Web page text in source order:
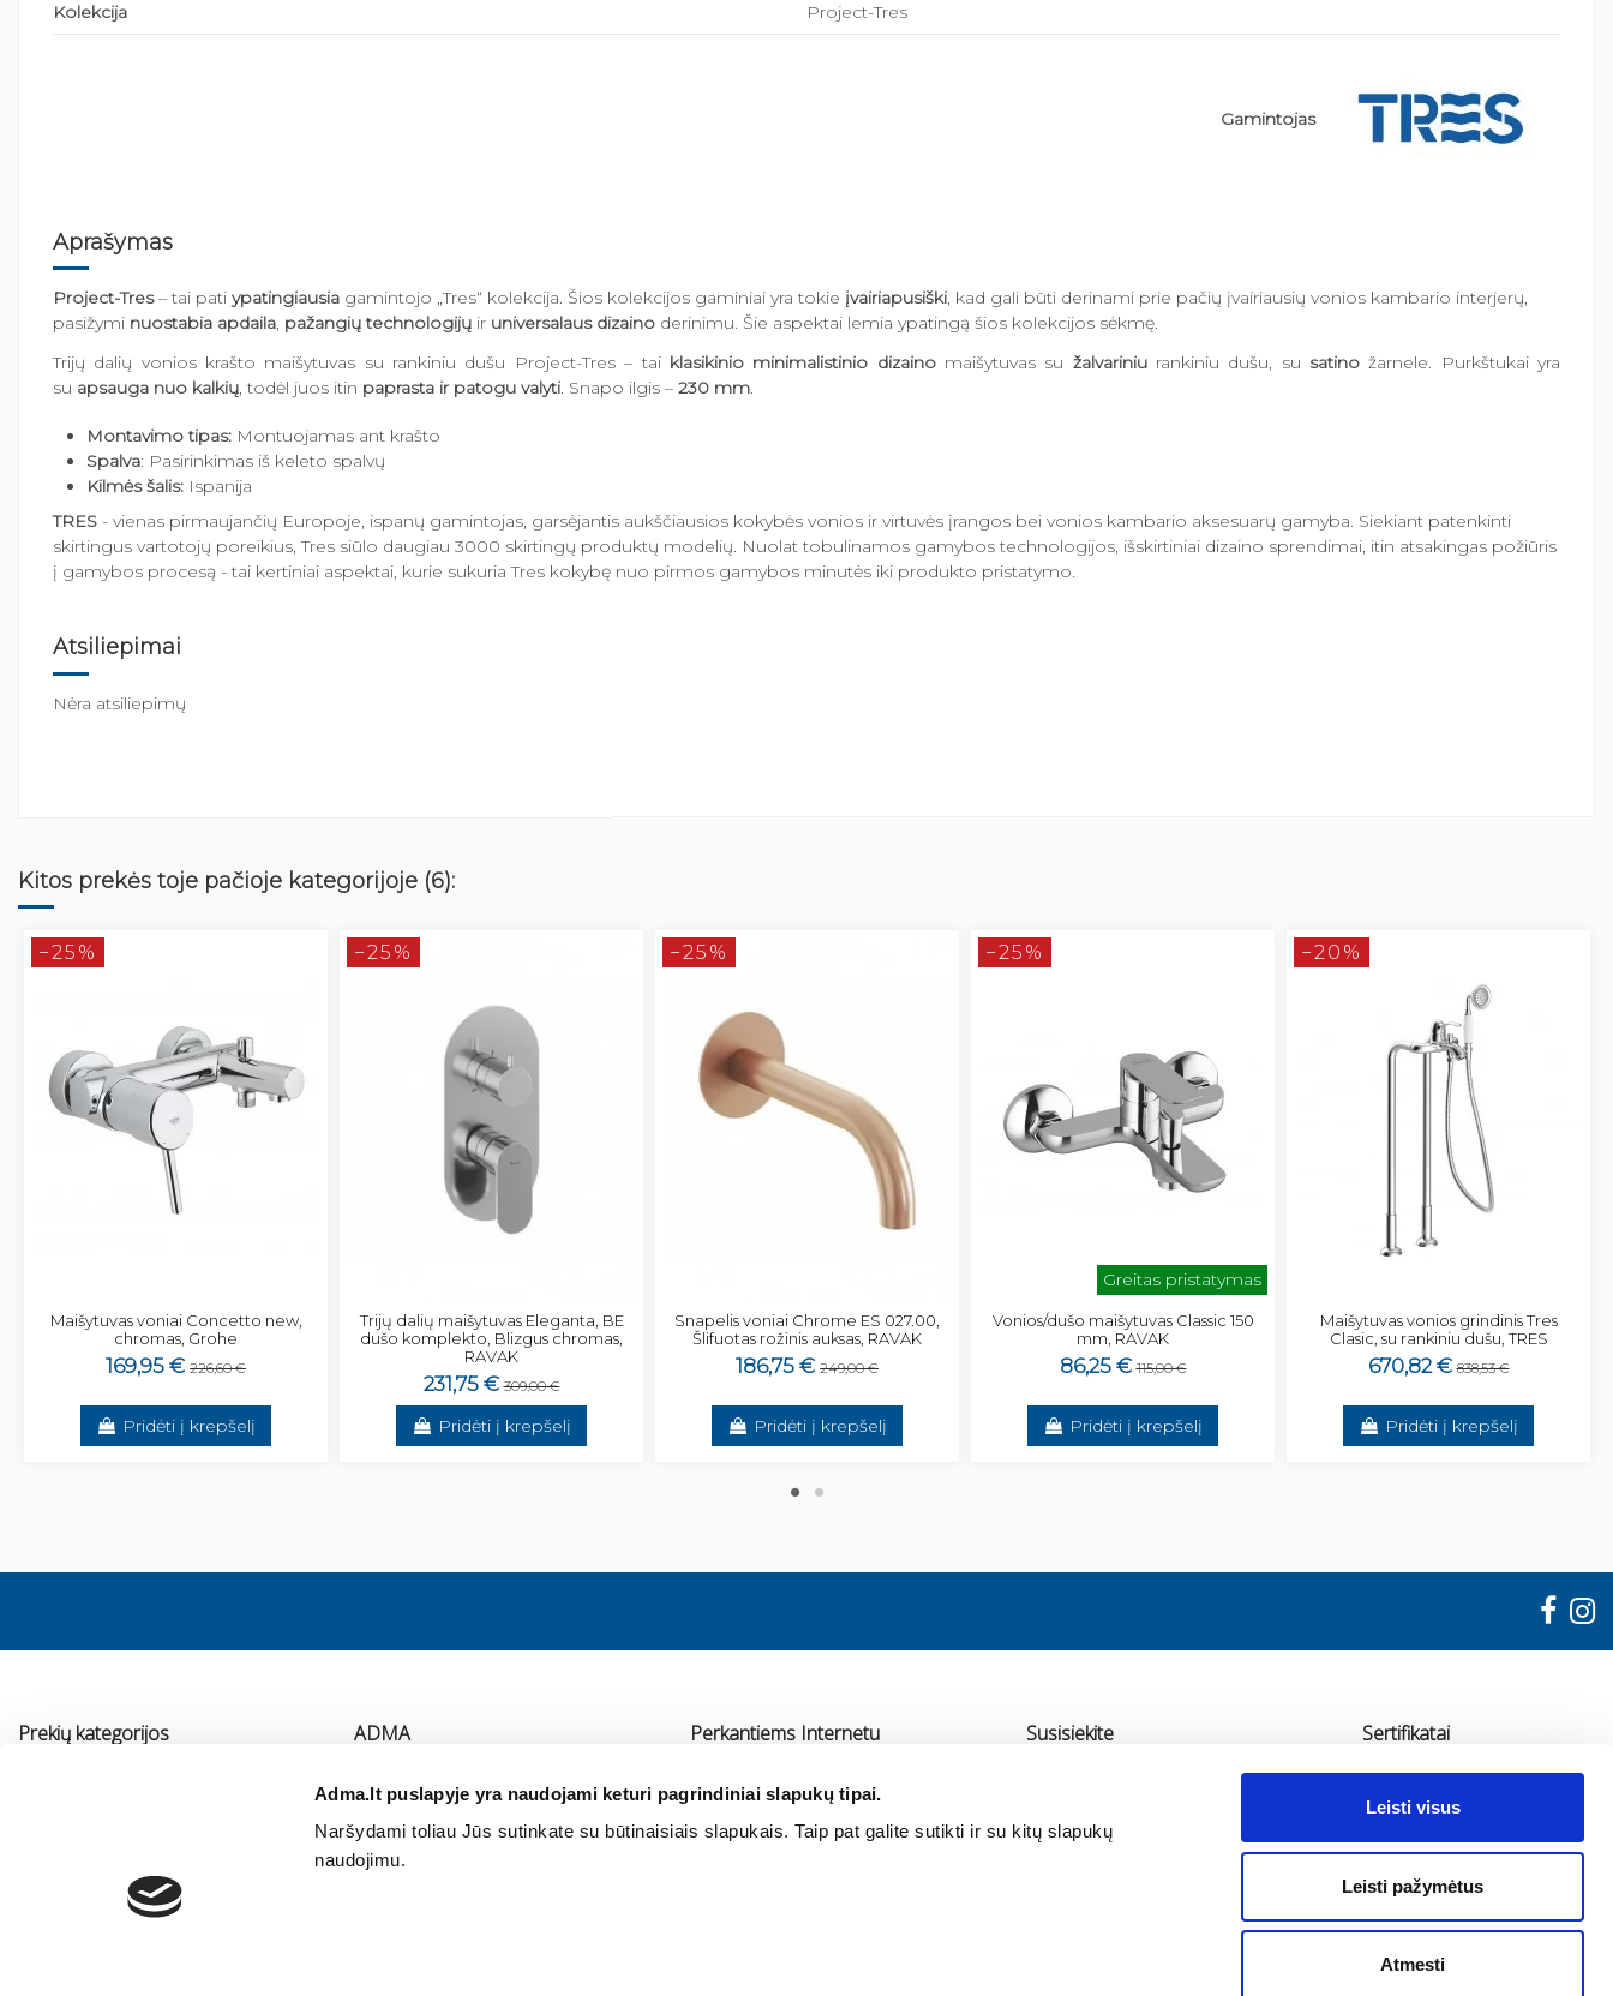
Adma.lt puslapyje yra naudojami keturi pagrindiniai slapukų tipai.
Naršydami toliau Jūs sutinkate su būtinaisiais slapukais. Taip pat galite sutikti ir su kitų slapukų
naudojimu.
Leisti visus
Leisti pažymėtus
Atmesti
Kolekcija
Project-Tres
Gamintojas
Aprašymas
Project-Tres– tai pati ypatingiausia gamintojo „Tres“ kolekcija. Šios kolekcijos gaminiai yra tokie įvairiapusiški, kad gali būti derinami prie pačių įvairiausių vonios kambario interjerų,
pasižymi nuostabia apdaila, pažangių technologijų ir universalaus dizaino derinimu. Šie aspektai lemia ypatingą šios kolekcijos sėkmę.
Trijų dalių vonios krašto maišytuvas su rankiniu dušu Project-Tres – tai klasikinio minimalistinio dizainomaišytuvas su žalvariniurankiniu dušu, su satino žarnele. Purkštukai yra
su apsauga nuo kalkių , todėl juos itin paprasta ir patogu valyti . Snapo ilgis – 230 mm
Montavimo tipas: Montuojamas ant krašto
Spalva: Pasirinkimas iš keleto spalvų
Kilmės šalis: Ispanija
TRES - vienas pirmaujančių Europoje, ispanų gamintojas, garsėjantis aukščiausios kokybės vonios ir virtuvės įrangos bei vonios kambario aksesuarų gamyba. Siekiant patenkinti
skirtingus vartotojų poreikius, Tres siūlo daugiau 3000 skirtingų produktų modelių. Nuolat tobulinamos gamybos technologijos, išskirtiniai dizaino sprendimai, itin atsakingas požiūris
į gamybos procesą - tai kertiniai aspektai, kurie sukuria Tres kokybę nuo pirmos gamybos minutės iki produkto pristatymo.
Atsiliepimai
Nėra atsiliepimų
Kitos prekės toje pačioje kategorijoje (6):
−25%
Maišytuvas voniai Concetto new,
chromas, Grohe
169,95 € 226,60 €
Pridėti į krepšelį
−25%
Trijų dalių maišytuvas Eleganta, BE
dušo komplekto, Blizgus chromas,
RAVAK
231,75 € 309,00 €
Pridėti į krepšelį
−25%
Snapelis voniai Chrome ES 027.00,
Šlifuotas rožinis auksas, RAVAK
186,75 € 249,00 €
Pridėti į krepšelį
−25%
Greitas pristatymas
Vonios/dušo maišytuvas Classic 150
mm, RAVAK
86,25 € 115,00 €
Pridėti į krepšelį
−20%
Maišytuvas vonios grindinis Tres
Clasic, su rankiniu dušu, TRES
670,82 € 838,53 €
Pridėti į krepšelį
Prekių kategorijos
Oro kondicionavimas ir vėdinimas
Vidaus vandentiekis ir nuotekos
ADMA
Apie mus
Immergas serviso partneriai
Perkantiems Internetu
Pristatymas
Grąžinimas ir garantija
Susisiekite Sertifikatai